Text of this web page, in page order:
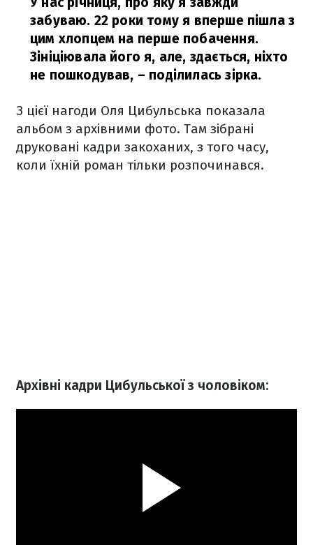
забуваю. 22 роки тому я вперше пішла з
цим хлопцем на перше побачення.
Зініціювала його я, але, здається, ніхто
не пошкодував, – поділилась зірка.
З цієї нагоди Оля Цибульська показала
альбом з архівними фото. Там зібрані
друковані кадри закоханих, з того часу,
коли їхній роман тільки розпочинався.
Архівні кадри Цибульської з чоловіком: